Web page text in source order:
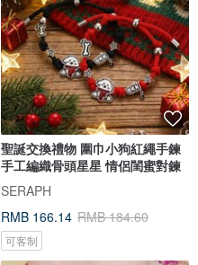
聖誕交換禮物 圍巾小狗紅繩手鍊
手工編織骨頭星星 情侶閨蜜對鍊
SERAPH
RMB 166.14 RMB 184.60
可客制